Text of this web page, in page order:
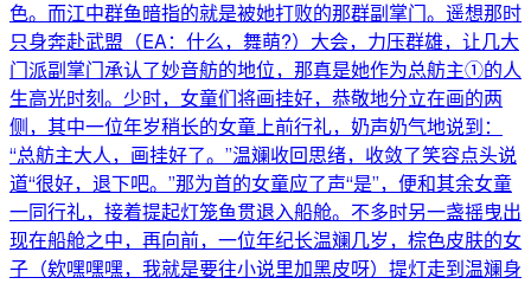
色。而江中群鱼暗指的就是被她打败的那群副掌门。遥想那时
只身奔赴武盟（EA：什么，舞萌?）大会，力压群雄，让几大
门派副掌门承认了妙音舫的地位，那真是她作为总舫主①的人
生高光时刻。少时，女童们将画挂好，恭敬地分立在画的两
侧，其中一位年岁稍长的女童上前行礼，奶声奶气地说到：
“总舫主大人，画挂好了。”温斓收回思绪，收敛了笑容点头说
道“很好，退下吧。”那为首的女童应了声“是”，便和其余女童
一同行礼，接着提起灯笼鱼贯退入船舱。不多时另一盏摇曳出
现在船舱之中，再向前，一位年纪长温斓几岁，棕色皮肤的女
子（欸嘿嘿嘿，我就是要往小说里加黑皮呀）提灯走到温斓身